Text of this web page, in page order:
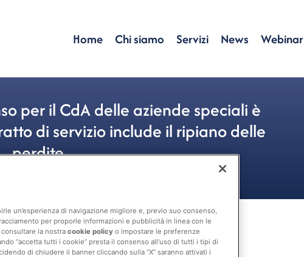
Home Chi siamo Servizi News Webinar
per il CdA delle aziende speciali è
di servizio include il ripiano delle
perdite
un’esperienza di navigazione migliore e, previo suo consenso,
per proporle informazioni e pubblicità in linea con le
la nostra cookie policy o impostare le preferenze
“accetta tutti i cookie” presta il consenso all’uso di tutti i tipi di
di chiudere il banner cliccando sulla “X” saranno attivati i